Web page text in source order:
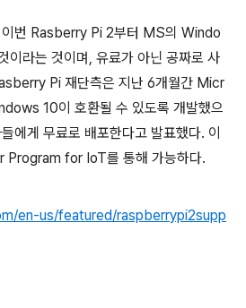
이번 Rasberry Pi 2부터 MS의 Windo
이라는 것이며, 유료가 아닌 공짜로 사
Pi 재단측은 지난 6개월간 Micr
10이 호환될 수 있도록 개발했으
에게 무료로 배포한다고 발표했다. 이
for IoT를 통해 가능하다.
en-us/featured/raspberrypi2supp